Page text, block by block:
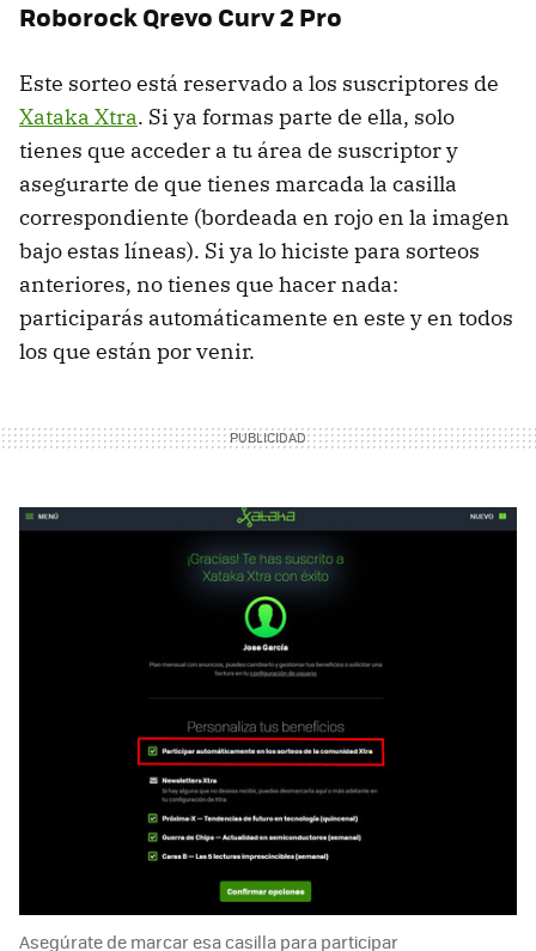
Roborock Qrevo Curv 2 Pro
Este sorteo está reservado a los suscriptores de
Xataka Xtra. Si ya formas parte de ella, solo
tienes que acceder a tu área de suscriptor y
asegurarte de que tienes marcada la casilla
correspondiente (bordeada en rojo en la imagen
bajo estas líneas). Si ya lo hiciste para sorteos
anteriores, no tienes que hacer nada:
participarás automáticamente en este y en todos
los que están por venir.
Asegúrate de marcar esa casilla para participar